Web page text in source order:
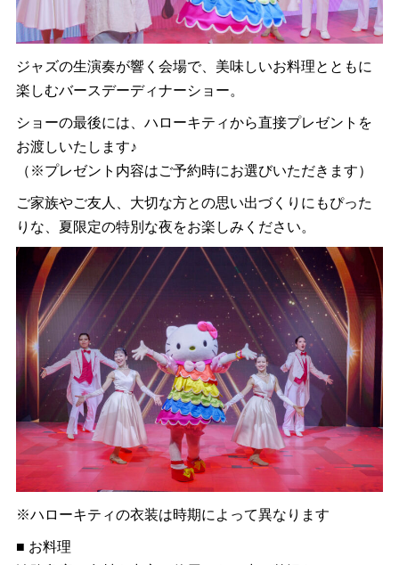
ジャズの生演奏が響く会場で、美味しいお料理とともに
楽しむバースデーディナーショー。
ショーの最後には、ハローキティから直接プレゼントを
お渡しいたします♪
（※プレゼント内容はご予約時にお選びいただきます）
ご家族やご友人、大切な方との思い出づくりにもぴった
りな、夏限定の特別な夜をお楽しみください。
※ハローキティの衣装は時期によって異なります
■ お料理